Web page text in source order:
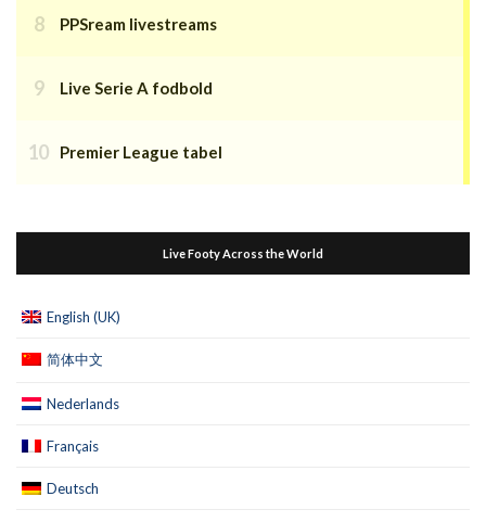
PPSream livestreams
Live Serie A fodbold
Premier League tabel
Live Footy Across the World
English (UK)
简体中文
Nederlands
Français
Deutsch